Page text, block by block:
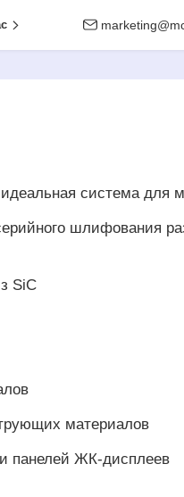
система для
шлифования
SiC
материалов
панелей ЖК-дисплеев